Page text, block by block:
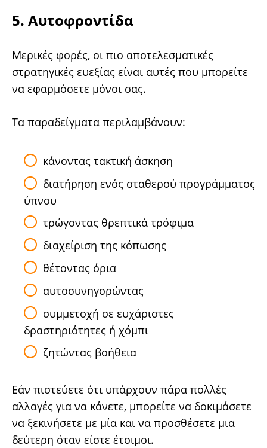
5. Αυτοφροντίδα
Μερικές φορές, οι πιο αποτελεσματικές
στρατηγικές ευεξίας είναι αυτές που μπορείτε
να εφαρμόσετε μόνοι σας.
Τα παραδείγματα περιλαμβάνουν:
κάνοντας τακτική άσκηση
διατήρηση ενός σταθερού προγράμματος
ύπνου
τρώγοντας θρεπτικά τρόφιμα
διαχείριση της κόπωσης
θέτοντας όρια
αυτοσυνηγορώντας
συμμετοχή σε ευχάριστες
δραστηριότητες ή χόμπι
ζητώντας βοήθεια
Εάν πιστεύετε ότι υπάρχουν πάρα πολλές
αλλαγές για να κάνετε, μπορείτε να δοκιμάσετε
να ξεκινήσετε με μία και να προσθέσετε μια
δεύτερη όταν είστε έτοιμοι.